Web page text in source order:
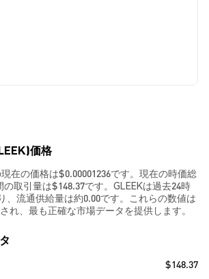
価格
在の価格は$0.00001236です。現在の時価総
取引量は$148.37です。GLEEKは過去24時
、流通供給量は約0.00です。これらの数値は
れ、最も正確な市場データを提供します。
$148.37